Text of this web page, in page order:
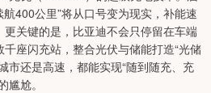
400公里”将从口号变为现实，补能速
关键的是，比亚迪不会只停留在车端
座闪充站，整合光伏与储能打造“光储
市还是高速，都能实现“随到随充、充
尬。